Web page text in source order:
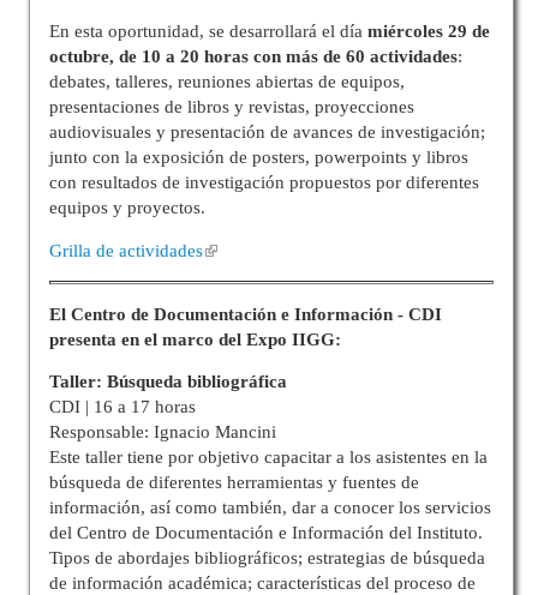
En esta oportunidad, se desarrollará el día miércoles 29 de
octubre, de 10 a 20 horas con más de 60 actividades:
debates, talleres, reuniones abiertas de equipos,
presentaciones de libros y revistas, proyecciones
audiovisuales y presentación de avances de investigación;
junto con la exposición de posters, powerpoints y libros
con resultados de investigación propuestos por diferentes
equipos y proyectos.
Grilla de actividades
El Centro de Documentación e Información - CDI
presenta en el marco del Expo IIGG:
Taller: Búsqueda bibliográfica
CDI | 16 a 17 horas
Responsable: Ignacio Mancini
Este taller tiene por objetivo capacitar a los asistentes en la
búsqueda de diferentes herramientas y fuentes de
información, así como también, dar a conocer los servicios
del Centro de Documentación e Información del Instituto.
Tipos de abordajes bibliográficos; estrategias de búsqueda
de información académica; características del proceso de